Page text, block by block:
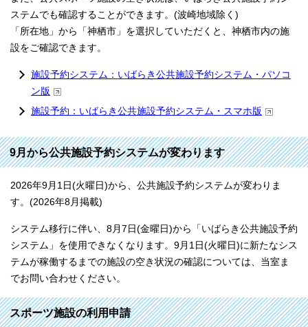
ステムでも確認することができます。(波崎地域除く)
「所在地」から「神栖市」を選択していただくと、神栖市内の施
設をご確認できます。
施設予約システム：いばらき公共施設予約システム・パソコ
ン版
施設予約：いばらき公共施設予約システム・スマホ版
9月から公共施設予約システムが変わります
2026年9月1日(火曜日)から、公共施設予約システムが変わりま
す。(2026年8月掲載)
システム移行に伴い、8月7日(金曜日)から「いばらき公共施設予約
システム」を使用できなくなります。9月1日(火曜日)に新たなシス
テムが稼働するまでの施設の空き状況の確認については、当室ま
でお問い合わせください。
スポーツ施設の利用申請